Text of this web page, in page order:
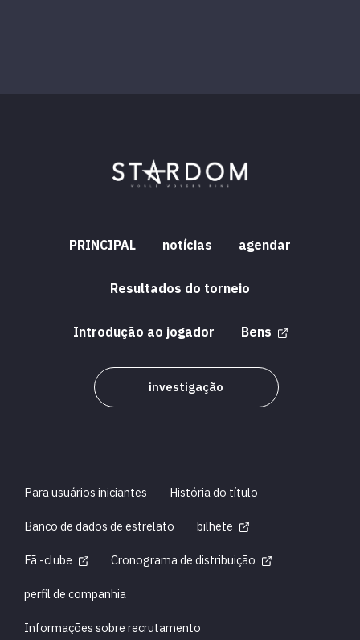
PRINCIPAL notícias agendar
Resultados do torneio
Introdução ao jogador Bens
investigação
Para usuários iniciantes
História do título
Banco de dados de estrelato
bilhete
Fã -clube
Cronograma de distribuição
perfil de companhia
Informações sobre recrutamento